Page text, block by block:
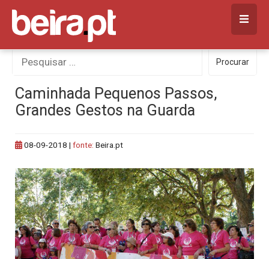
Skip
content
Procurar
por:
Procurar
Caminhada Pequenos Passos,
Grandes Gestos na Guarda
08-09-2018 | fonte: Beira.pt